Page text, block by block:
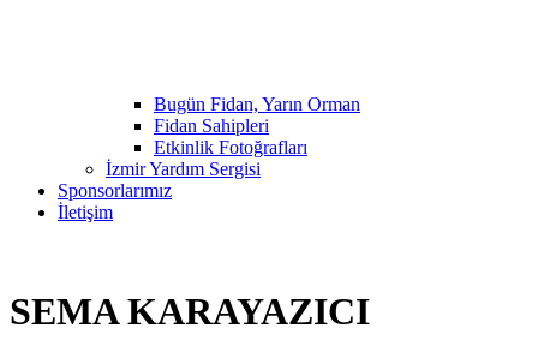
Bugün Fidan, Yarın Orman
Fidan Sahipleri
Etkinlik Fotoğrafları
İzmir Yardım Sergisi
Sponsorlarımız
İletişim
SEMA KARAYAZICI